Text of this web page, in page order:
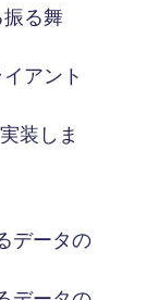
る舞
アント
装しま
データの